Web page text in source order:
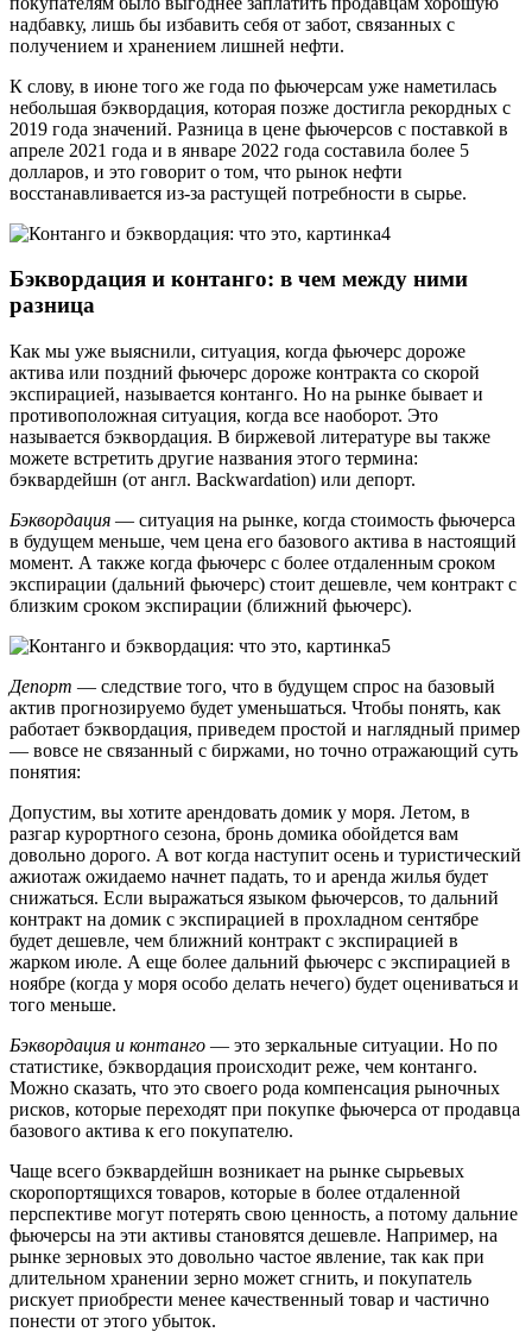
надбавку, лишь бы избавить себя от забот, связанных с
получением и хранением лишней нефти.
К слову, в июне того же года по фьючерсам уже наметилась
небольшая бэквордация, которая позже достигла рекордных с
2019 года значений. Разница в цене фьючерсов с поставкой в
апреле 2021 года и в январе 2022 года составила более 5
долларов, и это говорит о том, что рынок нефти
восстанавливается из-за растущей потребности в сырье.
Бэквордация и контанго: в чем между ними
разница
Как мы уже выяснили, ситуация, когда фьючерс дороже
актива или поздний фьючерс дороже контракта со скорой
экспирацией, называется контанго. Но на рынке бывает и
противоположная ситуация, когда все наоборот. Это
называется бэквордация. В биржевой литературе вы также
можете встретить другие названия этого термина:
бэквардейшн (от англ. Backwardation) или депорт.
Бэквордация — ситуация на рынке, когда стоимость фьючерса
в будущем меньше, чем цена его базового актива в настоящий
момент. А также когда фьючерс с более отдаленным сроком
экспирации (дальний фьючерс) стоит дешевле, чем контракт с
близким сроком экспирации (ближний фьючерс).
Депорт — следствие того, что в будущем спрос на базовый
актив прогнозируемо будет уменьшаться. Чтобы понять, как
работает бэквордация, приведем простой и наглядный пример
— вовсе не связанный с биржами, но точно отражающий суть
понятия:
Допустим, вы хотите арендовать домик у моря. Летом, в
разгар курортного сезона, бронь домика обойдется вам
довольно дорого. А вот когда наступит осень и туристический
ажиотаж ожидаемо начнет падать, то и аренда жилья будет
снижаться. Если выражаться языком фьючерсов, то дальний
контракт на домик с экспирацией в прохладном сентябре
будет дешевле, чем ближний контракт с экспирацией в
жарком июле. А еще более дальний фьючерс с экспирацией в
ноябре (когда у моря особо делать нечего) будет оцениваться и
того меньше.
Бэквордация и контанго — это зеркальные ситуации. Но по
статистике, бэквордация происходит реже, чем контанго.
Можно сказать, что это своего рода компенсация рыночных
рисков, которые переходят при покупке фьючерса от продавца
базового актива к его покупателю.
Чаще всего бэквардейшн возникает на рынке сырьевых
скоропортящихся товаров, которые в более отдаленной
перспективе могут потерять свою ценность, а потому дальние
фьючерсы на эти активы становятся дешевле. Например, на
рынке зерновых это довольно частое явление, так как при
длительном хранении зерно может сгнить, и покупатель
рискует приобрести менее качественный товар и частично
понести от этого убыток.